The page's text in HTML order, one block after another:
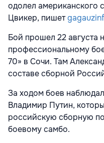
одолел американского
Цвикер, пишет
Бой прошел 22 августа
профессиональному
70» в Сочи. Там
составе сборной
За ходом боев
Владимир Путин,
российскую сборную
боевому самбо.